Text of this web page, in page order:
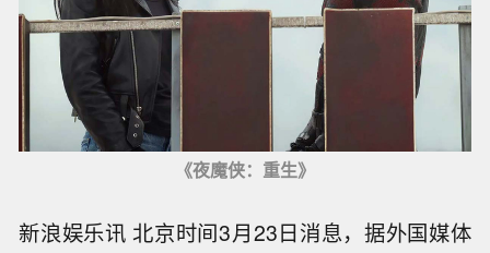
《夜魔侠：重生》
新浪娱乐讯 北京时间3月23日消息，据外国媒体